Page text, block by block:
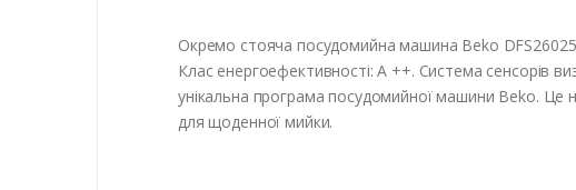
Окремо стояча посудомийна машина Beko
Клас енергоефективності: A ++. Система сенсорів
унікальна програма посудомийної машини Beko. Це
для щоденної мийки.